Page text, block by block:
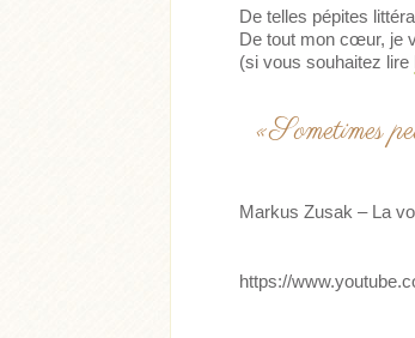
De telles pépites
De tout mon cœur, je
(si vous souhaitez lire
«Sometimes
Markus Zusak – La
https://